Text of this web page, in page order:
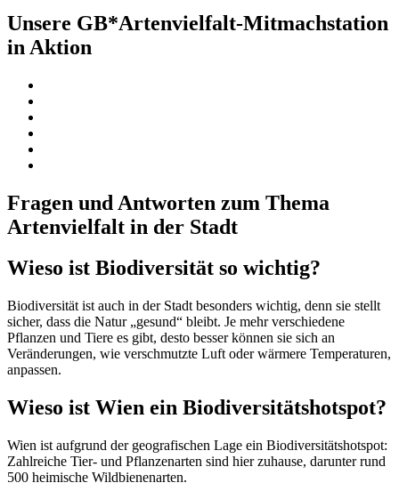
Unsere GB*Artenvielfalt-Mitmachstation
in Aktion
Fragen und Antworten zum Thema
Artenvielfalt in der Stadt
Wieso ist Biodiversität so wichtig?
Biodiversität ist auch in der Stadt besonders wichtig, denn sie stellt
sicher, dass die Natur „gesund“ bleibt. Je mehr verschiedene
Pflanzen und Tiere es gibt, desto besser können sie sich an
Veränderungen, wie verschmutzte Luft oder wärmere Temperaturen,
anpassen.
Wieso ist Wien ein Biodiversitätshotspot?
Wien ist aufgrund der geografischen Lage ein Biodiversitätshotspot:
Zahlreiche Tier- und Pflanzenarten sind hier zuhause, darunter rund
500 heimische Wildbienenarten.